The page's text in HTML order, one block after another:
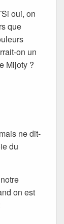
oui, on
que
on un
Mijoty ?
ne dit-
du
on est